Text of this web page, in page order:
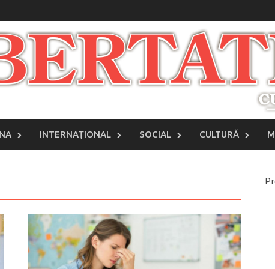
INTERNAŢIONAL SOCIAL CULTURĂ